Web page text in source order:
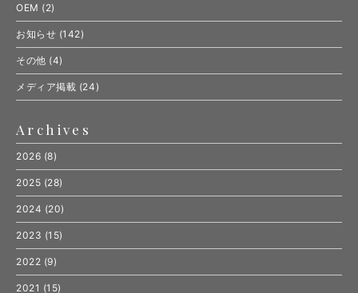
OEM (2)
お知らせ (142)
その他 (4)
メディア掲載 (24)
Archives
2026 (8)
2025 (28)
2024 (20)
2023 (15)
2022 (9)
2021 (15)